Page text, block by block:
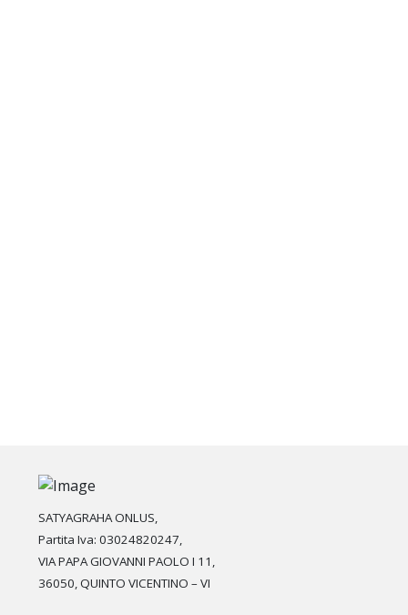
SATYAGRAHA ONLUS,
Partita Iva: 03024820247,
VIA PAPA GIOVANNI PAOLO I 11,
36050, QUINTO VICENTINO – VI